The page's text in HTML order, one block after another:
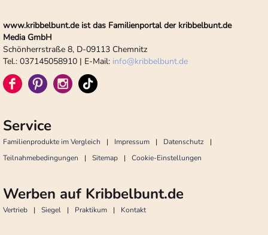
www.kribbelbunt.de ist das Familienportal der kribbelbunt.de
Media GmbH
Schönherrstraße 8, D-09113 Chemnitz
Tel.: 037145058910 | E-Mail: info@kribbelbunt.de
Service
Familienprodukte im Vergleich Impressum
Datenschutz
Teilnahmebedingungen
Sitemap Cookie-Einstellungen
Werben auf Kribbelbunt.de
Vertrieb Siegel Praktikum Kontakt